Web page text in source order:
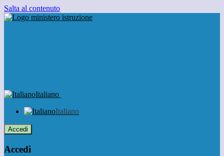
Salta al contenuto
Italiano
Italiano
Accedi
Accedi